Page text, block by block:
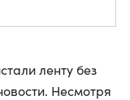
ленту без
Несмотря